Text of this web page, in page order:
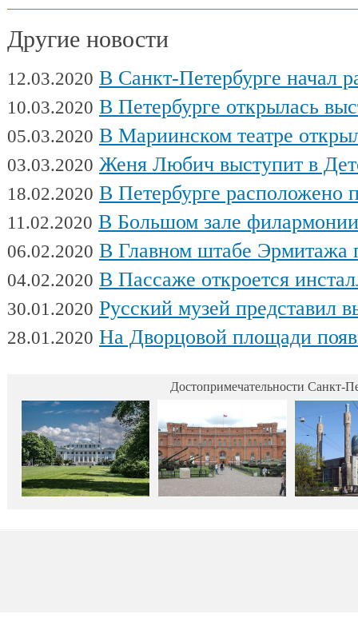
Другие новости
12.03.2020 В Санкт-Петербурге начал работу
10.03.2020 В Петербурге открылась выставка
05.03.2020 В Мариинском театре открылся
03.03.2020 Женя Любич выступит в Детском театре
18.02.2020 В Петербурге расположено
11.02.2020 В Большом зале филармонии
06.02.2020 В Главном штабе Эрмитажа пройдет
04.02.2020 В Пассаже откроется
30.01.2020 Русский музей представил
28.01.2020 На Дворцовой площади появилась интерактивная выставка военной техники,
Достопримечательности Санкт-